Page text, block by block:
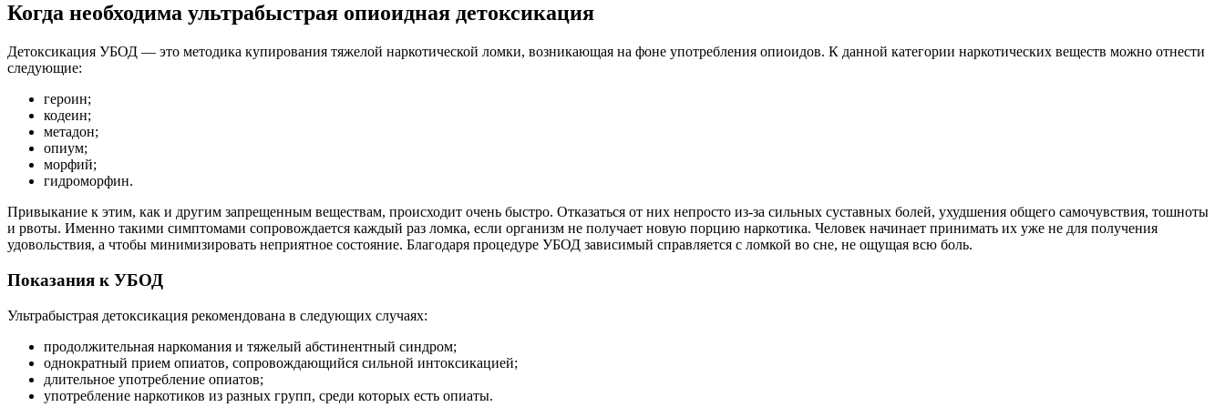
Когда необходима ультрабыстрая опиоидная детоксикация
Детоксикация УБОД — это методика купирования тяжелой наркотической ломки, возникающая на фоне употребления опиоидов. К данной категории наркотических веществ можно отнести
следующие:
героин;
кодеин;
метадон;
опиум;
морфий;
гидроморфин.
Привыкание к этим, как и другим запрещенным веществам, происходит очень быстро. Отказаться от них непросто из-за сильных суставных болей, ухудшения общего самочувствия, тошноты
и рвоты. Именно такими симптомами сопровождается каждый раз ломка, если организм не получает новую порцию наркотика. Человек начинает принимать их уже не для получения
удовольствия, а чтобы минимизировать неприятное состояние. Благодаря процедуре УБОД зависимый справляется с ломкой во сне, не ощущая всю боль.
Показания к УБОД
Ультрабыстрая детоксикация рекомендована в следующих случаях:
продолжительная наркомания и тяжелый абстинентный синдром;
однократный прием опиатов, сопровождающийся сильной интоксикацией;
длительное употребление опиатов;
употребление наркотиков из разных групп, среди которых есть опиаты.